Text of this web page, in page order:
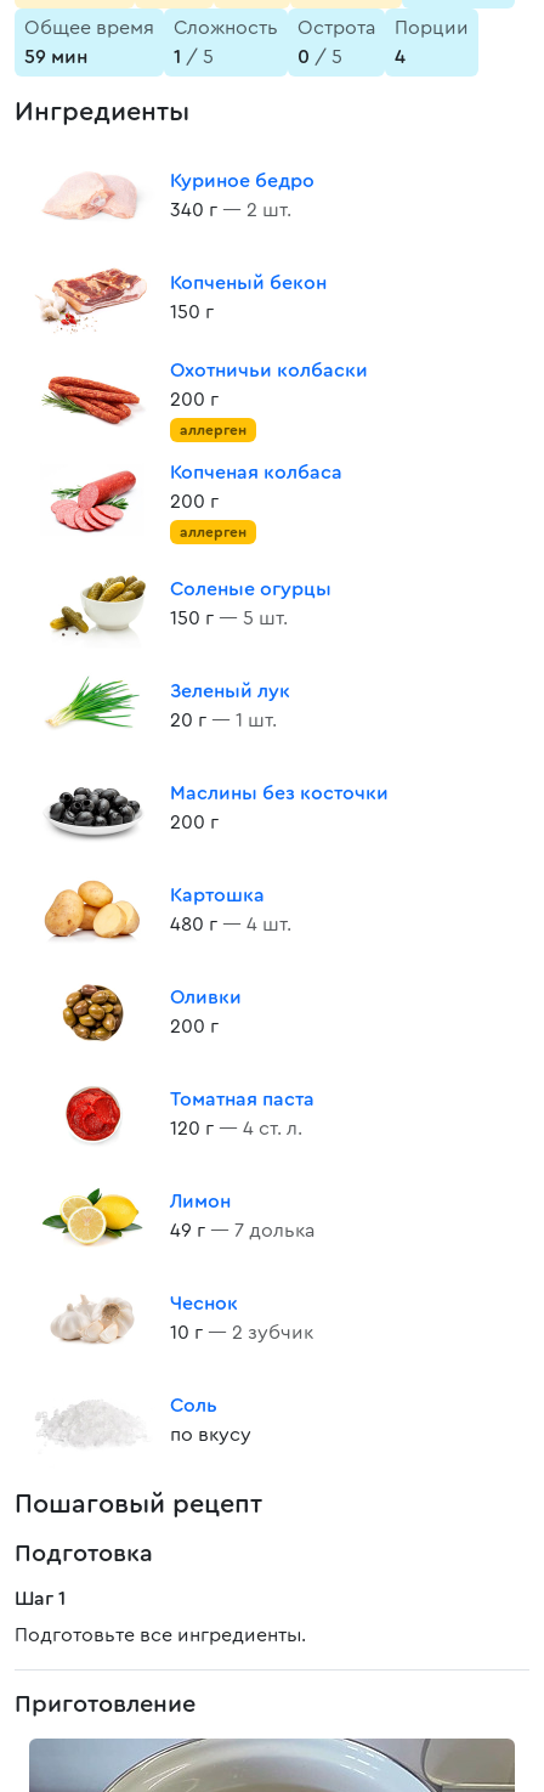
Общее время
59 мин
Сложность
1 / 5
Острота
0 / 5
Порции
4
Ингредиенты
Куриное бедро
340 г — 2 шт.
Копченый бекон
150 г
Охотничьи колбаски
200 г
аллерген
Копченая колбаса
200 г
аллерген
Соленые огурцы
150 г — 5 шт.
Зеленый лук
20 г — 1 шт.
Маслины без косточки
200 г
Картошка
480 г — 4 шт.
Оливки
200 г
Томатная паста
120 г — 4 ст. л.
Лимон
49 г — 7 долька
Чеснок
10 г — 2 зубчик
Соль
по вкусу
Пошаговый рецепт
Подготовка
Шаг 1
Подготовьте все ингредиенты.
Приготовление